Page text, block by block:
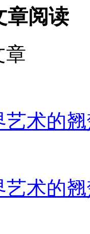
章阅读
章
艺术的
艺术的